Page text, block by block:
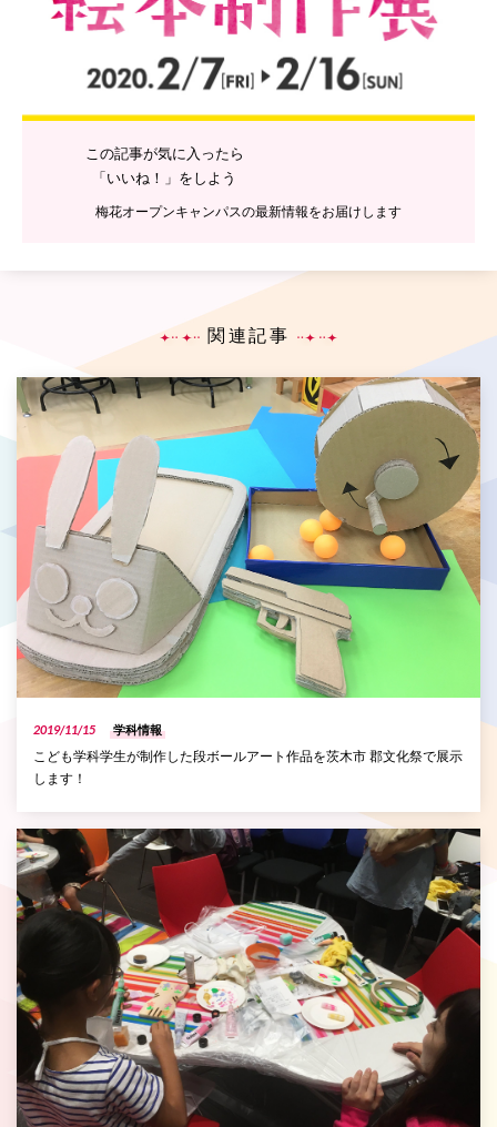
この記事が気に入ったら
「いいね！」をしよう
梅花オープンキャンパスの最新情報をお届けします
関連記事
2019/11/15 学科情報
こども学科学生が制作した段ボールアート作品を茨木市 郡文化祭で展示
します！